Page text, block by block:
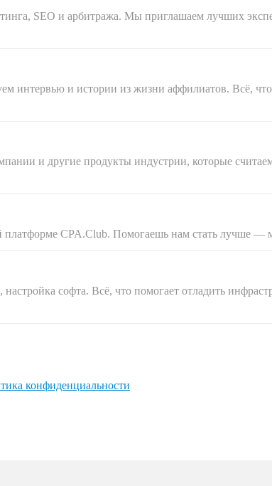
SEO и арбитража. Мы приглашаем лучших
интервью и истории из жизни аффилиатов. Всё, что
и другие продукты индустрии, которые
CPA.Club. Помогаешь нам стать лучше —
софта. Всё, что помогает отладить
конфиденциальности